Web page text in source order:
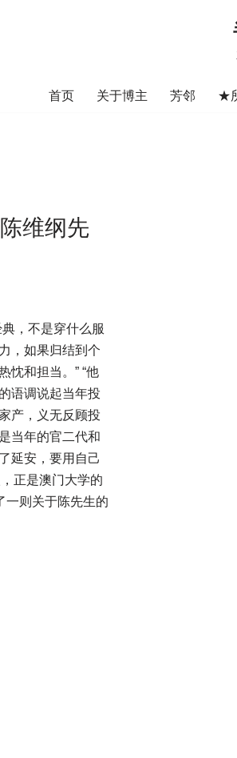
首页 关于博主 芳邻 ★
维纲先
，不是穿什么服
，如果归结到个
忱和担当。” “他
语调说起当年投
产，义无反顾投
当年的官二代和
延安，要用自己
正是澳门大学的
一则关于陈先生的